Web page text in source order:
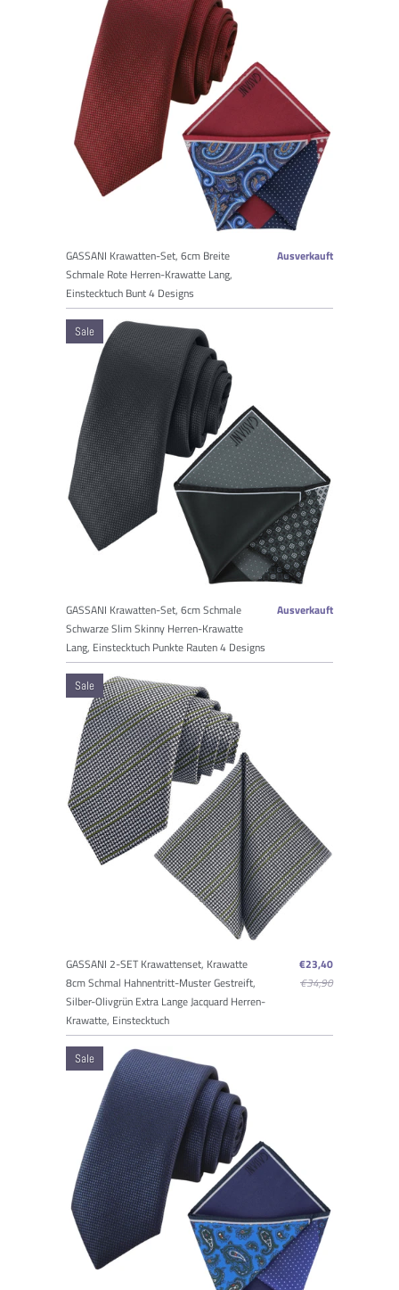
GASSANI Krawatten-Set, 6cm Breite
Schmale Rote Herren-Krawatte Lang,
Einstecktuch Bunt 4 Designs
Ausverkauft
GASSANI Krawatten-Set, 6cm Schmale
Schwarze Slim Skinny Herren-Krawatte
Lang, Einstecktuch Punkte Rauten 4 Designs
Ausverkauft
Sale
GASSANI 2-SET Krawattenset, Krawatte
8cm Schmal Hahnentritt-Muster Gestreift,
Silber-Olivgrün Extra Lange Jacquard Herren-
Krawatte, Einstecktuch
€23,40
€34,90
Sale
Sale